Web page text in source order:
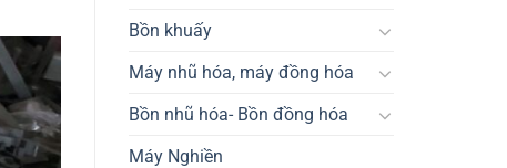
Bồn khuấy
Máy nhũ hóa, máy đồng hóa
Bồn nhũ hóa- Bồn đồng hóa
Máy Nghiền